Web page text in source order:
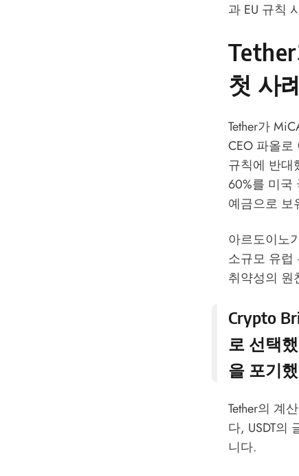
과 EU 규칙
첫 사
Tether가
CEO 파올
규칙에 반대
60%를 미국
예금으로 보
아르도이노
소규모 유럽
취약성의 원
Crypto
로 선택
을 포기
Tether의 계
다, USDT의
니다.